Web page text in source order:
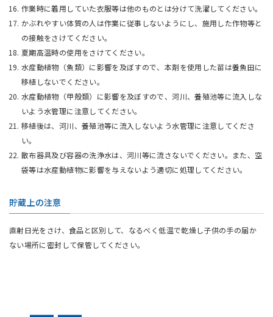
作業時に着用していた衣服等は他のものとは分けて洗濯してください。
かぶれやすい体質の人は作業に従事しないようにし、施用した作物等と
の接触をさけてください。
夏期高温時の使用をさけてください。
水産動植物（魚類）に影響を及ぼすので、本剤を使用した苗は養魚田に
移植しないでください。
水産動植物（甲殻類）に影響を及ぼすので、河川、養殖池等に流入しな
いよう水管理に注意してください。
移植後は、河川、養殖池等に流入しないよう水管理に注意してくださ
い。
散布器具及び容器の洗浄水は、河川等に流さないでください。また、空
袋等は水産動植物に影響を与えないよう適切に処理してください。
貯蔵上の注意
直射日光をさけ、食品と区別して、なるべく低温で乾燥し子供の手の届か
ない場所に密封して保管してください。